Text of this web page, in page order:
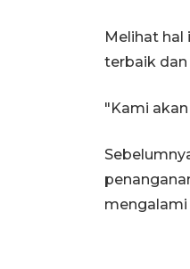
Melihat hal
terbaik dan
"Kami
mengalami